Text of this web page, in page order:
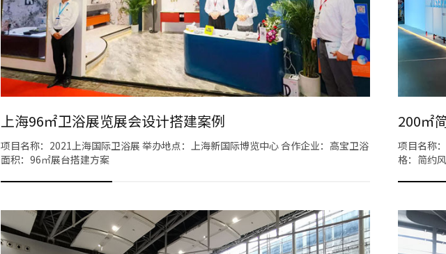
上海96㎡卫浴展览展会设计搭建案例
项目名称：2021上海国际卫浴展 举办地点：上海新国际博览中心 合作企业：高宝卫浴
面积：96㎡展台搭建方案
200㎡
项目名称
格：简约